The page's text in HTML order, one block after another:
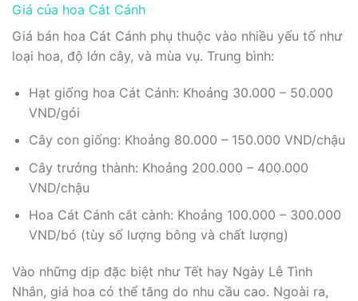
Giá của hoa Cát Cánh
Giá bán hoa Cát Cánh phụ thuộc vào nhiều yếu tố như
loại hoa, độ lớn cây, và mùa vụ. Trung bình:
Hạt giống hoa Cát Cánh: Khoảng 30.000 – 50.000
VND/gói
Cây con giống: Khoảng 80.000 – 150.000 VND/chậu
Cây trưởng thành: Khoảng 200.000 – 400.000
VND/chậu
Hoa Cát Cánh cắt cành: Khoảng 100.000 – 300.000
VND/bó (tùy số lượng bông và chất lượng)
Vào những dịp đặc biệt như Tết hay Ngày Lễ Tình
Nhân, giá hoa có thể tăng do nhu cầu cao. Ngoài ra,